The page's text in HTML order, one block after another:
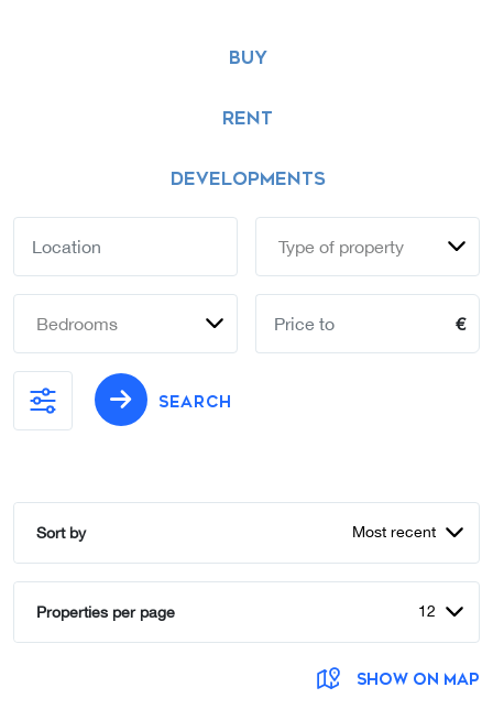
BUY
RENT
DEVELOPMENTS
Type of property
Bedrooms €
SEARCH
Sort by Most recent
Properties per page 12
SHOW ON MAP